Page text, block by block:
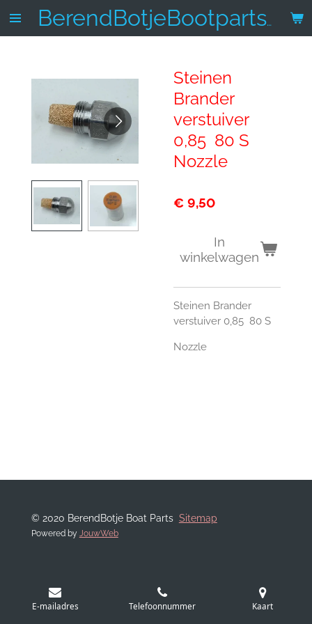
Ga
BerendBotjeBootparts.nl
Steinen
Brander
verstuiver
0,85 80 S
Nozzle
€ 9,50
In
winkelwagen
Steinen Brander
verstuiver 0,85 80 S
Nozzle
© 2020 BerendBotje Boat Parts Sitemap
Powered by JouwWeb
E-mailadres Telefoonnummer Kaart